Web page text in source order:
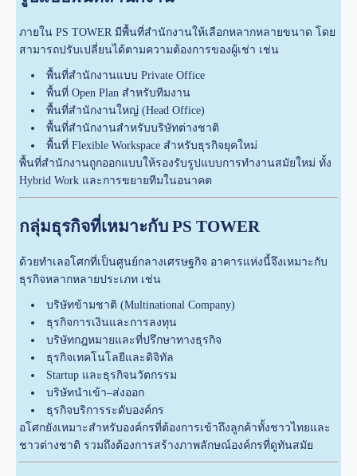
ภายใน PS TOWER มีพื้นที่สำนักงานให้เลือกหลากหลายขนาด โดย
สามารถปรับเปลี่ยนได้ตามความต้องการของผู้เช่า เช่น
พื้นที่สำนักงานแบบ Private Office
พื้นที่ Open Plan สำหรับทีมงาน
พื้นที่สำนักงานใหญ่ (Head Office)
พื้นที่สำนักงานสำหรับบริษัทต่างชาติ
พื้นที่ Flexible Workspace สำหรับธุรกิจยุคใหม่
พื้นที่สำนักงานถูกออกแบบให้รองรับรูปแบบการทำงานสมัยใหม่ ทั้ง
Hybrid Work และการขยายทีมในอนาคต
กลุ่มธุรกิจที่เหมาะกับ PS TOWER
ด้วยทำเลอโศกที่เป็นศูนย์กลางเศรษฐกิจ อาคารแห่งนี้จึงเหมาะกับ
ธุรกิจหลากหลายประเภท เช่น
บริษัทข้ามชาติ (Multinational Company)
ธุรกิจการเงินและการลงทุน
บริษัทกฎหมายและที่ปรึกษาทางธุรกิจ
ธุรกิจเทคโนโลยีและดิจิทัล
Startup และธุรกิจนวัตกรรม
บริษัทนำเข้า–ส่งออก
ธุรกิจบริการระดับองค์กร
อโศกยังเหมาะสำหรับองค์กรที่ต้องการเข้าถึงลูกค้าทั้งชาวไทยและ
ชาวต่างชาติ รวมถึงต้องการสร้างภาพลักษณ์องค์กรที่ดูทันสมัย